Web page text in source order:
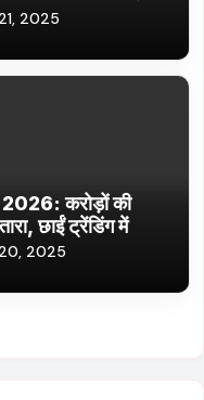
2025
करोड़ों की
छाईं ट्रेंडिंग में
2025